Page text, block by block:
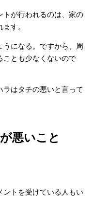
トが行われるのは、家の
す。
うになる。ですから、周
ことも少なくないので
はタチの悪いと言って
悪いこと
ントを受けている人もい